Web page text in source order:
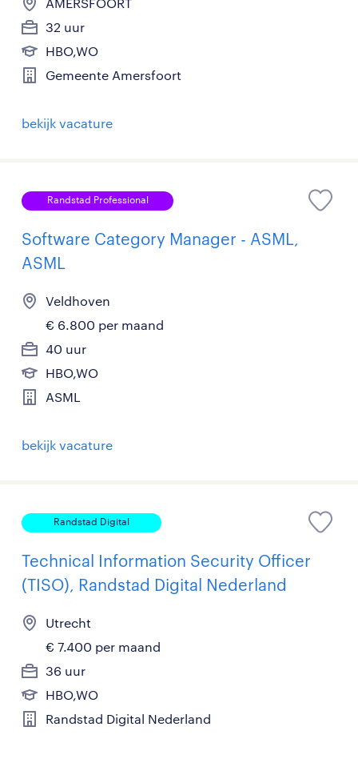
32 uur
HBO,WO
Gemeente Amersfoort
bekijk vacature
Randstad Professional
Software Category Manager - ASML,
ASML
Veldhoven
€ 6.800 per maand
40 uur
HBO,WO
ASML
bekijk vacature
Randstad Digital
Technical Information Security Officer
(TISO), Randstad Digital Nederland
Utrecht
€ 7.400 per maand
36 uur
HBO,WO
Randstad Digital Nederland